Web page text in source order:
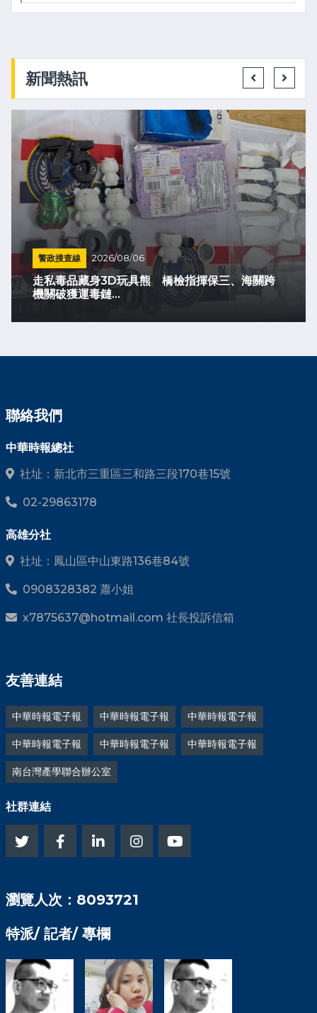
新聞熱訊
警政搜查線 2026/08/06
走私毒品藏身3D玩具熊 橋檢指揮保三、海關跨
機關破獲運毒鏈...
聯絡我們
中華時報總社
社址：新北市三重區三和路三段170巷15號
02-29863178
高雄分社
社址：鳳山區中山東路136巷84號
0908328382 蕭小姐
x7875637@hotmail.com 社長投訴信箱
友善連結
中華時報電子報 中華時報電子報 中華時報電子報
中華時報電子報 中華時報電子報 中華時報電子報
南台灣產學聯合辦公室
社群連結
瀏覽人次：8093721
特派/ 記者/ 專欄